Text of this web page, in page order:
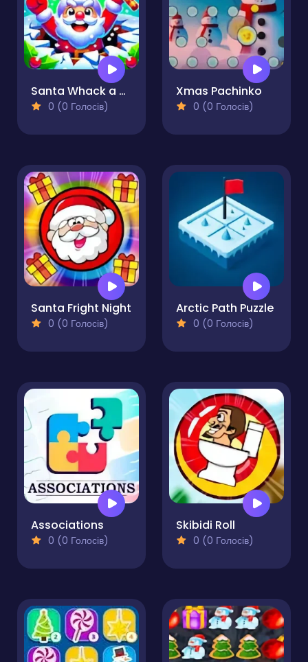
Santa Whack a Mole
0 (0 Голосів)
Xmas Pachinko
0 (0 Голосів)
Santa Fright Night
0 (0 Голосів)
Arctic Path Puzzle
0 (0 Голосів)
Associations
0 (0 Голосів)
Skibidi Roll
0 (0 Голосів)